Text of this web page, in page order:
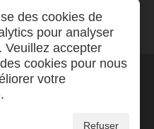
des cookies de
pour analyser
Veuillez accepter
cookies pour nous
votre
Refuser